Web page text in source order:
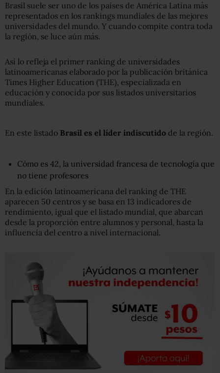
Brasil suele ser uno de los países de América Latina más
representados en los rankings mundiales de las mejores
universidades del mundo. Y cuando compite contra toda
la región, se luce aún más.
Así lo refleja el primer ranking de universidades
latinoamericanas elaborado por la publicación británica
Times Higher Education (THE), especializada en
educación y conocida por sus listados universitarios
mundiales.
En este listado Brasil es el líder indiscutido de la región.
Cómo es 42, la universidad francesa de tecnología que
no tiene profesores
En la edición latinoamericana del ranking de THE
aparecen 50 centros y se basa en 13 indicadores de
rendimiento, igual que el listado mundial, que abarcan
desde la proporción entre alumnos y personal, hasta la
influencia del centro a nivel internacional.